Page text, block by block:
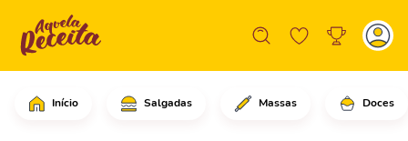
Início Salgadas Massas Doces